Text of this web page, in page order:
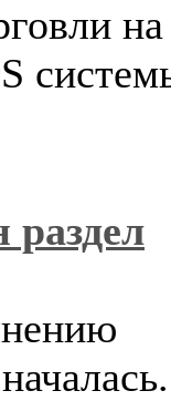
на
раздел